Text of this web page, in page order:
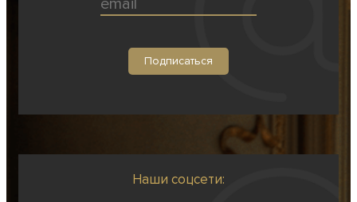
Наши соцсети: